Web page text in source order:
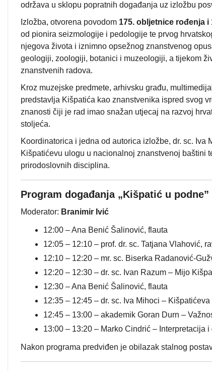
održava u sklopu popratnih događanja uz izložbu
Izložba, otvorena povodom 175. obljetnice rođenja i
od pionira seizmologije i pedologije te prvog
njegova života i iznimno opsežnog znanstvenog
geologiji, zoologiji, botanici i muzeologiji, a tijekom
znanstvenih radova.
Kroz muzejske predmete, arhivsku građu,
predstavlja Kišpatića kao znanstvenika ispred svog
znanosti čiji je rad imao snažan utjecaj na razvoj
stoljeća.
Koordinatorica i jedna od autorica izložbe, dr. sc.
Kišpatićevu ulogu u nacionalnoj znanstvenoj baštini
prirodoslovnih disciplina.
Program događanja „Kišpatić u podne”
Moderator: Branimir Ivić
12:00 – Ana Benić Šalinović, flauta
12:05 – 12:10 – prof. dr. sc. Tatjana Vlahović,
12:10 – 12:20 – mr. sc. Biserka Radanović-
12:20 – 12:30 – dr. sc. Ivan Razum – Mijo
12:30 – Ana Benić Šalinović, flauta
12:35 – 12:45 – dr. sc. Iva Mihoci –
12:45 – 13:00 – akademik Goran Durn –
13:00 – 13:20 – Marko Cindrić –
Nakon programa predviđen je obilazak stalnog